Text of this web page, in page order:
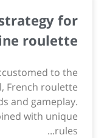
for
roulette
to the
French roulette
and gameplay.
with unique
rules...